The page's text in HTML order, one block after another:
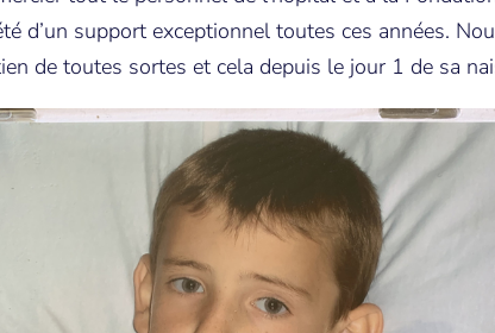
d’un support exceptionnel toutes ces années.
de toutes sortes et cela depuis le jour 1 de sa